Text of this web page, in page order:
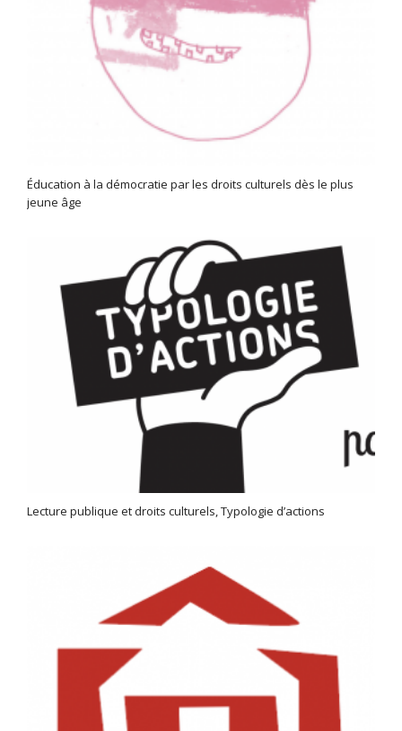
Éducation à la démocratie par les droits culturels dès le plus
jeune âge
Lecture publique et droits culturels, Typologie d’actions